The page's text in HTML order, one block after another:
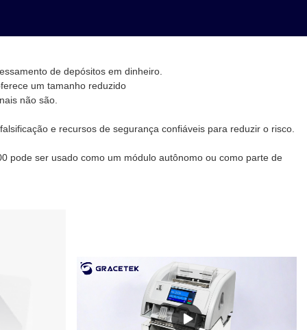
de depósitos em dinheiro.
um tamanho reduzido
não são.
e recursos de segurança confiáveis ​​para reduzir o risco.
pode ser usado como um módulo autônomo ou como parte de